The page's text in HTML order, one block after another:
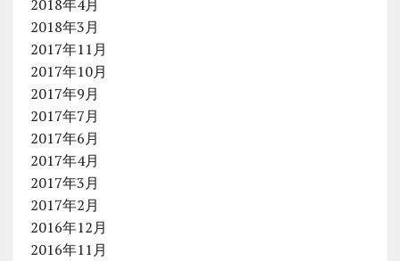
2018年4月
2018年3月
2017年11月
2017年10月
2017年9月
2017年7月
2017年6月
2017年4月
2017年3月
2017年2月
2016年12月
2016年11月